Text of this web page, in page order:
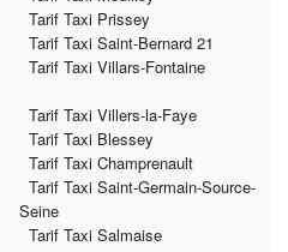
Tarif Taxi Prissey
Tarif Taxi Saint-Bernard 21
Tarif Taxi Villars-Fontaine
Tarif Taxi Villers-la-Faye
Tarif Taxi Blessey
Tarif Taxi Champrenault
Tarif Taxi Saint-Germain-Source-
Seine
Tarif Taxi Salmaise